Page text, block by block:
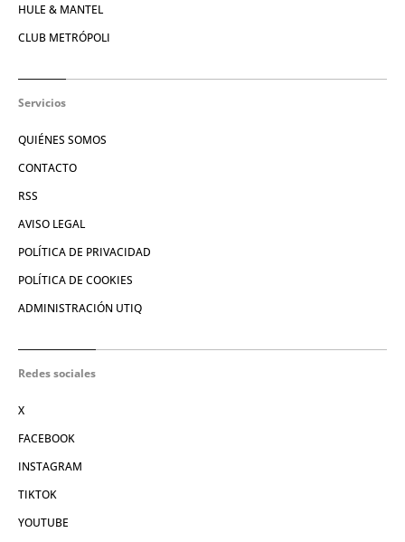
HULE & MANTEL
CLUB METRÓPOLI
Servicios
QUIÉNES SOMOS
CONTACTO
RSS
AVISO LEGAL
POLÍTICA DE PRIVACIDAD
POLÍTICA DE COOKIES
ADMINISTRACIÓN UTIQ
Redes sociales
X
FACEBOOK
INSTAGRAM
TIKTOK
YOUTUBE